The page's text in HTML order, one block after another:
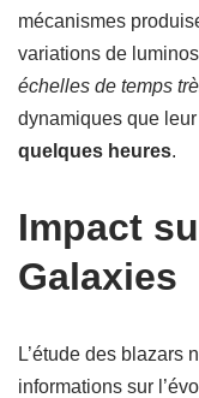
mécanismes
variations de
échelles de temps
dynamiques que
quelques heures.
Impact
Galaxies
L’étude des blazars
informations sur